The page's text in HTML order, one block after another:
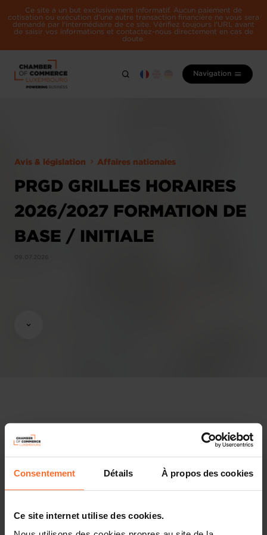
Consentement Détails À propos des cookies
Ce site internet utilise des cookies.
Ce site a un but exclusivement informatif. Aucun paiement de
cotisation ou exécution d'une autre transaction financière ne vous sera
demandé par l'intermédiaire de ce site. Vérifiez toujours l'URL avant
de saisir vos informations et contactez-nous directement en cas de
doute.
Navigation
Avis & législation Affaires nationales
PRGD GRILLES HORAIRES
2026/2027 FORMATION DE
BASE / INITIALE
Avis & législation
Partager cet article